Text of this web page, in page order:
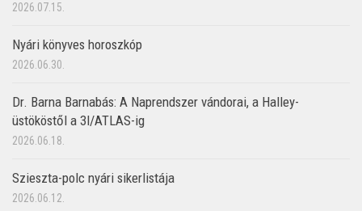
2026.07.15.
Nyári könyves horoszkóp
2026.06.30.
Dr. Barna Barnabás: A Naprendszer vándorai, a Halley-
üstököstől a 3I/ATLAS-ig
2026.06.18.
Szieszta-polc nyári sikerlistája
2026.06.12.